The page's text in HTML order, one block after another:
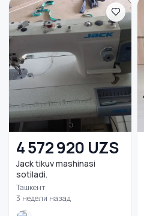
4 572 920 UZS
Jack tikuv mashinasi
sotiladi.
Ташкент
3 недели назад